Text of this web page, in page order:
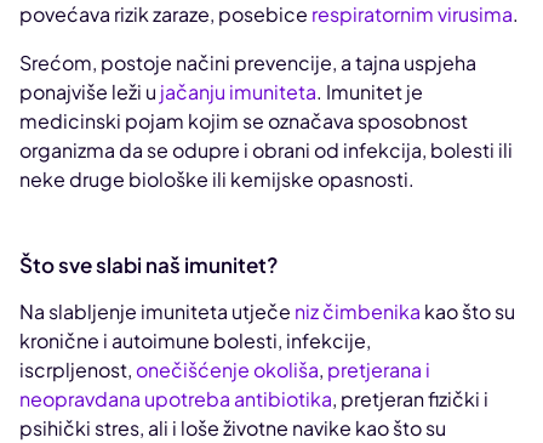
povećava rizik zaraze, posebice respiratornim virusima.
Srećom, postoje načini prevencije, a tajna uspjeha
ponajviše leži u jačanju imuniteta. Imunitet je
medicinski pojam kojim se označava sposobnost
organizma da se odupre i obrani od infekcija, bolesti ili
neke druge biološke ili kemijske opasnosti.
Što sve slabi naš imunitet?
Na slabljenje imuniteta utječe niz čimbenika kao što su
kronične i autoimune bolesti, infekcije,
iscrpljenost, onečišćenje okoliša, pretjerana i
neopravdana upotreba antibiotika, pretjeran fizički i
psihički stres, ali i loše životne navike kao što su